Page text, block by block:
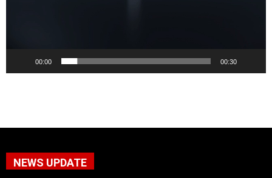
00:00 00:30
NEWS UPDATE